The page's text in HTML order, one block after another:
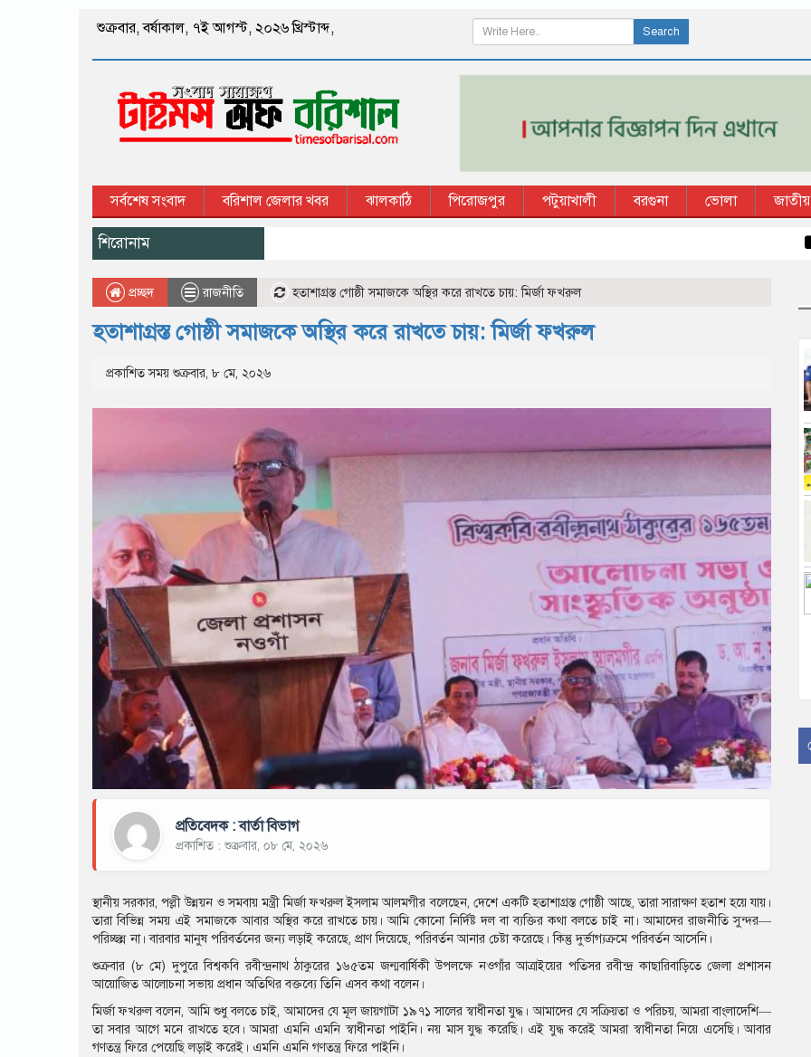
শুক্রবার,বর্ষাকাল, ৭ই আগস্ট, ২০২৬ খ্রিস্টাব্দ, Search
সর্বশেষ সংবাদ বরিশাল জেলার খবর ঝালকাঠি পিরোজপুর পটুয়াখালী বরগুনা ভোলা জাতীয়
শিরোনাম
প্রচ্ছদ রাজনীতি হতাশাগ্রস্ত গোষ্ঠী সমাজকে অস্থির করে রাখতে চায়: মির্জা ফখরুল
হতাশাগ্রস্ত গোষ্ঠী সমাজকে অস্থির করে রাখতে চায়: মির্জা ফখরুল
প্রকাশিত সময় শুক্রবার, ৮ মে, ২০২৬
প্রতিবেদক : বার্তা বিভাগ
প্রকাশিত : শুক্রবার, ০৮ মে, ২০২৬
স্থানীয় সরকার, পল্লী উন্নয়ন ও সমবায় মন্ত্রী মির্জা ফখরুল ইসলাম আলমগীর বলেছেন, দেশে একটি হতাশাগ্রস্ত গোষ্ঠী আছে, তারা সারাক্ষণ হতাশ হয়ে যায়।
তারা বিভিন্ন সময় এই সমাজকে আবার অস্থির করে রাখতে চায়। আমি কোনো নির্দিষ্ট দল বা ব্যক্তির কথা বলতে চাই না। আমাদের রাজনীতি সুন্দর—
পরিচ্ছন্ন না। বারবার মানুষ পরিবর্তনের জন্য লড়াই করেছে, প্রাণ দিয়েছে, পরিবর্তন আনার চেষ্টা করেছে। কিন্তু দুর্ভাগ্যক্রমে পরিবর্তন আসেনি।
শুক্রবার (৮ মে) দুপুরে বিশ্বকবি রবীন্দ্রনাথ ঠাকুরের ১৬৫তম জন্মবার্ষিকী উপলক্ষে নওগাঁর আত্রাইয়ের পতিসর রবীন্দ্র কাছারিবাড়িতে জেলা প্রশাসন
আয়োজিত আলোচনা সভায় প্রধান অতিথির বক্তব্যে তিনি এসব কথা বলেন।
মির্জা ফখরুল বলেন, আমি শুধু বলতে চাই, আমাদের যে মূল জায়গাটা ১৯৭১ সালের স্বাধীনতা যুদ্ধ। আমাদের যে সক্রিয়তা ও পরিচয়, আমরা বাংলাদেশি—
তা সবার আগে মনে রাখতে হবে। আমরা এমনি এমনি স্বাধীনতা পাইনি। নয় মাস যুদ্ধ করেছি। এই যুদ্ধ করেই আমরা স্বাধীনতা নিয়ে এসেছি। আবার
গণতন্ত্র ফিরে পেয়েছি লড়াই করেই। এমনি এমনি গণতন্ত্র ফিরে পাইনি।